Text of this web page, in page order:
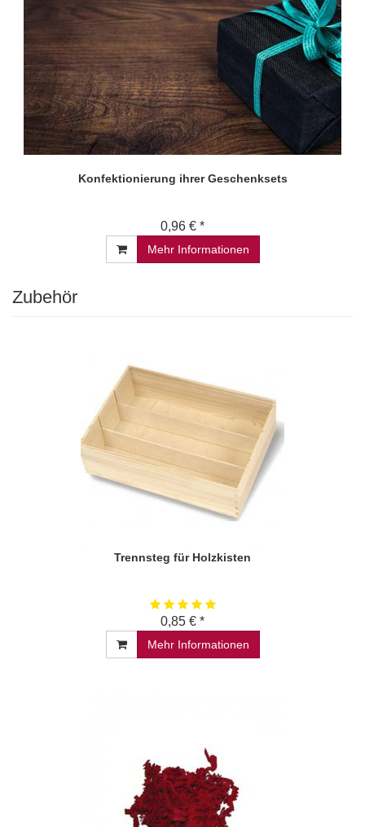
Konfektionierung ihrer Geschenksets
0,96 € *
Mehr Informationen
Zubehör
Trennsteg für Holzkisten
0,85 € *
Mehr Informationen